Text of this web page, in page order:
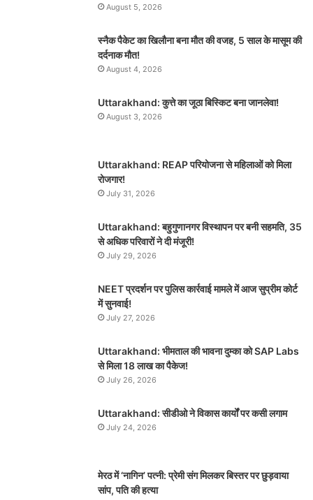
August 5, 2026
स्नैक पैकेट का खिलौना बना मौत की वजह, 5 साल के मासूम की
दर्दनाक मौत!
August 4, 2026
Uttarakhand: कुत्ते का जूठा बिस्किट बना जानलेवा!
August 3, 2026
Uttarakhand: REAP परियोजना से महिलाओं को मिला
रोजगार!
July 31, 2026
Uttarakhand: बहुगुणानगर विस्थापन पर बनी सहमति, 35
से अधिक परिवारों ने दी मंजूरी!
July 29, 2026
NEET प्रदर्शन पर पुलिस कार्रवाई मामले में आज सुप्रीम कोर्ट
में सुनवाई!
July 27, 2026
Uttarakhand: भीमताल की भावना दुम्का को SAP Labs
से मिला 18 लाख का पैकेज!
July 26, 2026
Uttarakhand: सीडीओ ने विकास कार्यों पर कसी लगाम
July 24, 2026
मेरठ में ‘नागिन’ पत्नी: प्रेमी संग मिलकर बिस्तर पर छुड़वाया
सांप, पति की हत्या